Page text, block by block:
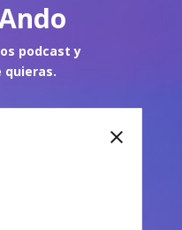
podcast y
quieras.